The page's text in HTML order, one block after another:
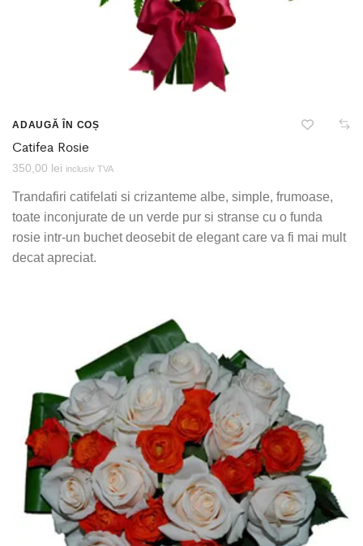
ADAUGĂ ÎN COȘ
Catifea Rosie
350,00 lei inclusiv TVA
Trandafiri catifelati si crizanteme albe, simple, frumoase,
toate inconjurate de un verde pur si stranse cu o funda
rosie intr-un buchet deosebit de elegant care va fi mai mult
decat apreciat.